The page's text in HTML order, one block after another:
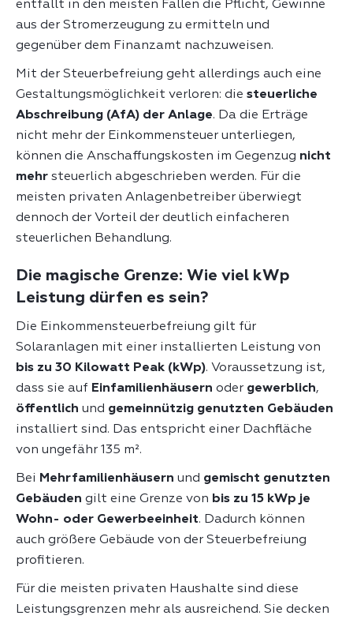
entfällt in den meisten Fällen die Pflicht, Gewinne
aus der Stromerzeugung zu ermitteln und
gegenüber dem Finanzamt nachzuweisen.
Mit der Steuerbefreiung geht allerdings auch eine
Gestaltungsmöglichkeit verloren: die steuerliche
Abschreibung (AfA) der Anlage. Da die Erträge
nicht mehr der Einkommensteuer unterliegen,
können die Anschaffungskosten im Gegenzug nicht
mehr steuerlich abgeschrieben werden. Für die
meisten privaten Anlagenbetreiber überwiegt
dennoch der Vorteil der deutlich einfacheren
steuerlichen Behandlung.
Die magische Grenze: Wie viel kWp
Leistung dürfen es sein?
Die Einkommensteuerbefreiung gilt für
Solaranlagen mit einer installierten Leistung von
bis zu 30 Kilowatt Peak (kWp). Voraussetzung ist,
dass sie auf Einfamilienhäusern oder gewerblich,
öffentlich und gemeinnützig genutzten Gebäuden
installiert sind. Das entspricht einer Dachfläche
von ungefähr 135 m².
Bei Mehrfamilienhäusern und gemischt genutzten
Gebäuden gilt eine Grenze von bis zu 15 kWp je
Wohn- oder Gewerbeeinheit. Dadurch können
auch größere Gebäude von der Steuerbefreiung
profitieren.
Für die meisten privaten Haushalte sind diese
Leistungsgrenzen mehr als ausreichend. Sie decken